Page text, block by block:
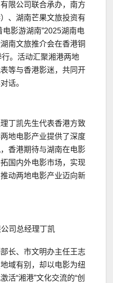
限公司联合承办，南方
、湖南芒果文旅投资有
电影游湖南”2025湖南电
南文旅推介会在香港铜
。活动汇聚湘港两地
等与香港影迷，共同开
话。
丁凯先生代表香港方致
地电影产业提供了深度
香港期待与湖南在电影
国内外电影市场，实现
动两地电影产业迈向新
司总经理丁凯
长、市文明办主任王志
域有别，却以电影为纽
活“湘港”文化交流的“创